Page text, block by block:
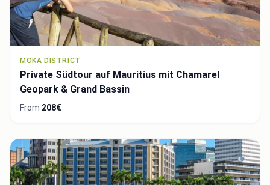
MOKA DISTRICT
Private Südtour auf Mauritius mit Chamarel
Geopark & Grand Bassin
From 208€